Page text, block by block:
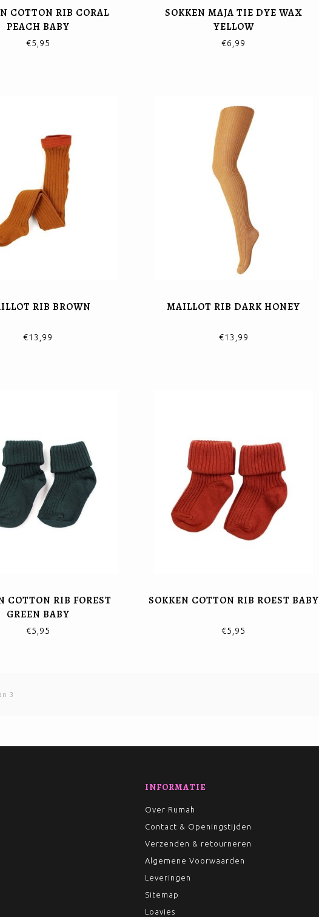
COTTON RIB CORAL
PEACH BABY
€5,95
SOKKEN MAJA TIE DYE WAX
YELLOW
€6,99
RIB BROWN
€13,99
MAILLOT RIB DARK HONEY
€13,99
COTTON RIB FOREST
GREEN BABY
€5,95
SOKKEN COTTON RIB ROEST BABY
€5,95
3
INFORMATIE
Over Rumah
Contact & Openingstijden
Verzenden & retourneren
Algemene Voorwaarden
Leveringen
Sitemap
Loavies